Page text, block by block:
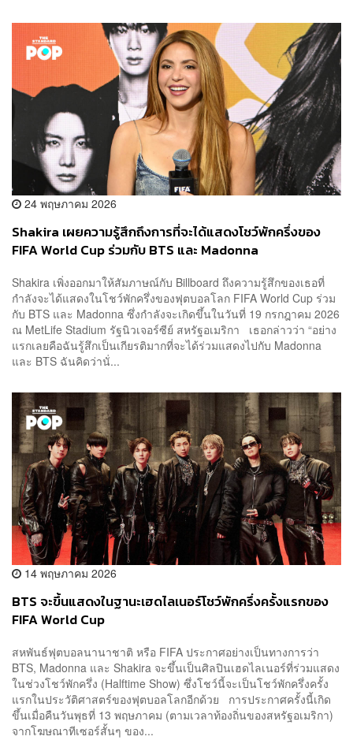
24 พฤษภาคม 2026
Shakira เผยความรู้สึกถึงการที่จะได้แสดงโชว์พักครึ่งของ
FIFA World Cup ร่วมกับ BTS และ Madonna
Shakira เพิ่งออกมาให้สัมภาษณ์กับ Billboard ถึงความรู้สึกของเธอที่
กำลังจะได้แสดงในโชว์พักครึ่งของฟุตบอลโลก FIFA World Cup ร่วม
กับ BTS และ Madonna ซึ่งกำลังจะเกิดขึ้นในวันที่ 19 กรกฎาคม 2026
ณ MetLife Stadium รัฐนิวเจอร์ซีย์​ สหรัฐอเมริกา เธอกล่าวว่า “อย่าง
แรกเลยคือฉันรู้สึกเป็นเกียรติมากที่จะได้ร่วมแสดงไปกับ Madonna
และ BTS ฉันคิดว่านั่...
14 พฤษภาคม 2026
BTS จะขึ้นแสดงในฐานะเฮดไลเนอร์โชว์พักครึ่งครั้งแรกของ
FIFA World Cup
สหพันธ์ฟุตบอลนานาชาติ หรือ FIFA ประกาศอย่างเป็นทางการว่า
BTS, Madonna และ Shakira จะขึ้นเป็นศิลปินเฮดไลเนอร์ที่ร่วมแสดง
ในช่วงโชว์พักครึ่ง (Halftime Show) ซึ่งโชว์นี้จะเป็นโชว์พักครึ่งครั้ง
แรกในประวัติศาสตร์ของฟุตบอลโลกอีกด้วย การประกาศครั้งนี้เกิด
ขึ้นเมื่อคืนวันพุธที่ 13 พฤษภาคม (ตามเวลาท้องถิ่นของสหรัฐอเมริกา)
จากโฆษณาทีเซอร์สั้นๆ ของ...